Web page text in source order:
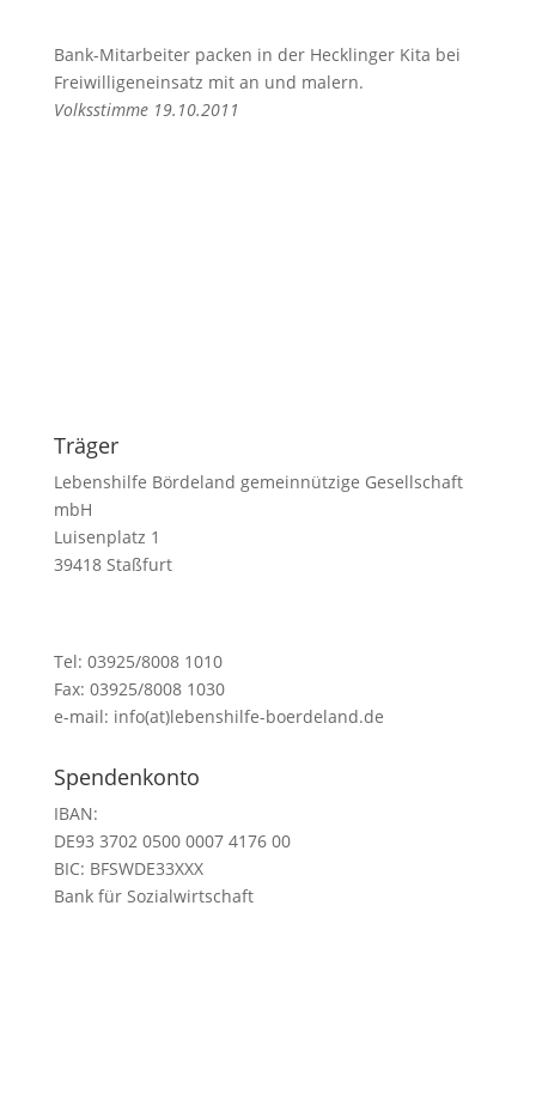
Bank-Mitarbeiter packen in der Hecklinger Kita bei
Freiwilligeneinsatz mit an und malern.
Volksstimme 19.10.2011
Träger
Lebenshilfe Bördeland gemeinnützige Gesellschaft
mbH
Luisenplatz 1
39418 Staßfurt
Tel: 03925/8008 1010
Fax: 03925/8008 1030
e-mail: info(at)lebenshilfe-boerdeland.de
Spendenkonto
IBAN:
DE93 3702 0500 0007 4176 00
BIC: BFSWDE33XXX
Bank für Sozialwirtschaft